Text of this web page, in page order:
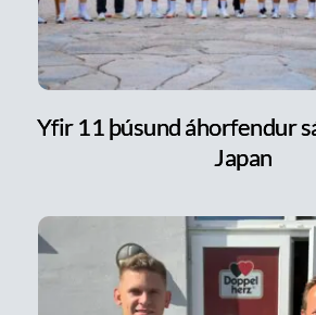
Yfir 11 þúsund áhorfendur
Japan